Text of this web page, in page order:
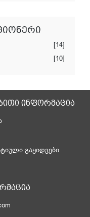
[14]
[10]
ინფორმაცია
გაყიდვები